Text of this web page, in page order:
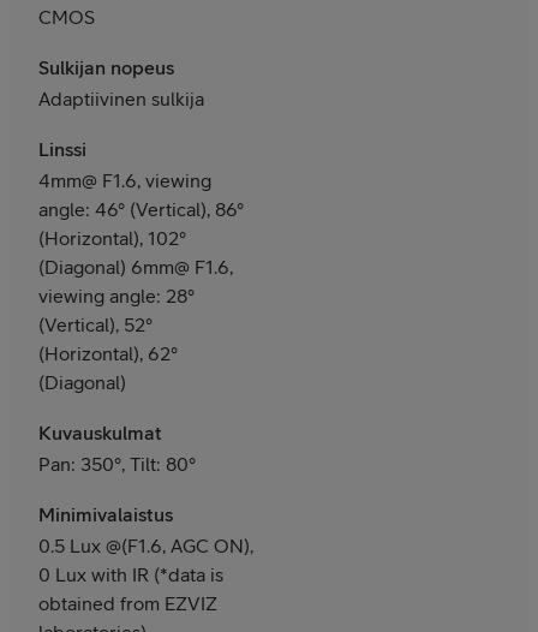
CMOS
Sulkijan nopeus
Adaptiivinen sulkija
Linssi
4mm@ F1.6, viewing
angle: 46° (Vertical), 86°
(Horizontal), 102°
(Diagonal) 6mm@ F1.6,
viewing angle: 28°
(Vertical), 52°
(Horizontal), 62°
(Diagonal)
Kuvauskulmat
Pan: 350°, Tilt: 80°
Minimivalaistus
0.5 Lux @(F1.6, AGC ON),
0 Lux with IR (*data is
obtained from EZVIZ